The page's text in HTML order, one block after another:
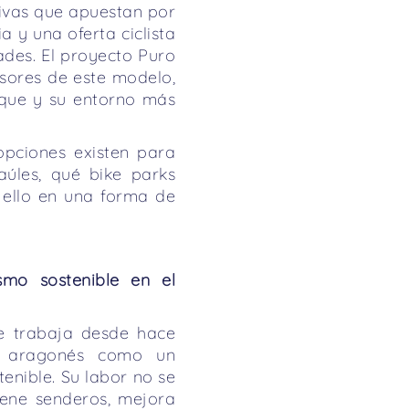
que apuestan por
y una oferta ciclista
El proyecto Puro
de este modelo,
y su entorno más
existen para
qué bike parks
en una forma de
sostenible en el
trabaja desde hace
como un
Su labor no se
senderos, mejora